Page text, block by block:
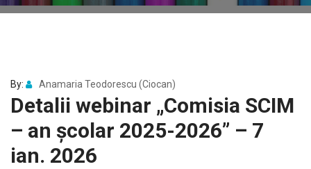
By: Anamaria Teodorescu (Ciocan)
Detalii webinar „Comisia SCIM
– an școlar 2025-2026” – 7
ian. 2026